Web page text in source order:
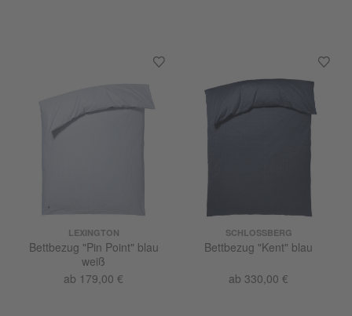
LEXINGTON
Bettbezug "Pin Point" blau
weiß
ab 179,00 €
SCHLOSSBERG
Bettbezug "Kent" blau
ab 330,00 €